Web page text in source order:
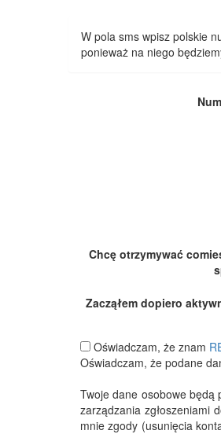
W pola sms wpisz polskie
ponieważ na niego
Chcę otrzymywać
Zacząłem dopiero
Oświadczam, że znam
Oświadczam, że podane
Twoje dane osobowe będą
zarządzania zgłoszeniami
mnie zgody (usunięcia